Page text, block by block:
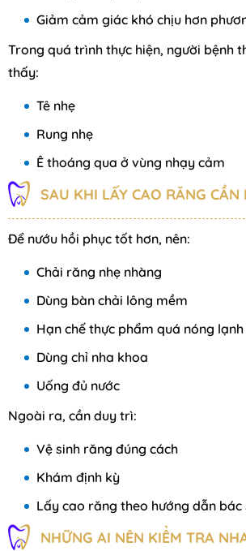
Giảm cảm giác khó chịu hơn
Trong quá trình thực hiện, người bệnh
thấy:
Tê nhẹ
Rung nhẹ
Ê thoáng qua ở vùng nhạy cảm
SAU KHI LẤY CAO RĂNG CẦN
Để nướu hồi phục tốt hơn, nên:
Chải răng nhẹ nhàng
Dùng bàn chải lông mềm
Hạn chế thực phẩm quá nóng
Dùng chỉ nha khoa
Uống đủ nước
Ngoài ra, cần duy trì:
Vệ sinh răng đúng cách
Khám định kỳ
Lấy cao răng theo hướng dẫn bác
NHỮNG AI NÊN KIỂM TRA